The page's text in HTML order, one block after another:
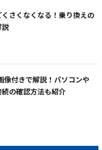
さくなくなる！乗り換えの
説
付きで解説！パソコンや
の確認方法も紹介